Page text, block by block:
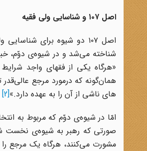
اصل ۱۰۷ و شناسایی ولی فقیه
اصل ۱۰۷ دو شیوه برای شناسایی ولی
شناخته می‌شد و در شیوهی دوّم،
«هرگاه یکی از فقهای واجد
همانگونه که درمورد مرجع عالیقدر
های ناشی از آن را به عهده دارد.»[2]
امّا در شیوهی دوّم که مربوط به
صورتی که رهبر به شیوهی نخست
مشورت می‌کنند، هرگاه یک مرجع را